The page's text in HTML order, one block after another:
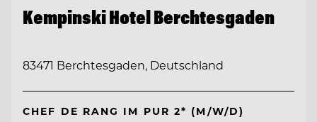
Kempinski Hotel Berchtesgaden
83471 Berchtesgaden, Deutschland
CHEF DE RANG IM PUR 2* (M/W/D)